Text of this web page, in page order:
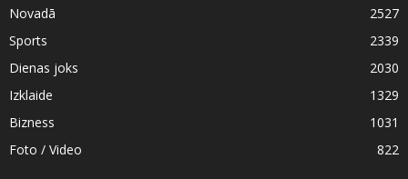
Novadā
2527
Sports
2339
Dienas joks
2030
Izklaide
1329
Bizness
1031
Foto / Video
822